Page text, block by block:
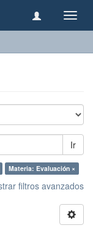
Ir
Materia: Evaluación ×
filtros avanzados